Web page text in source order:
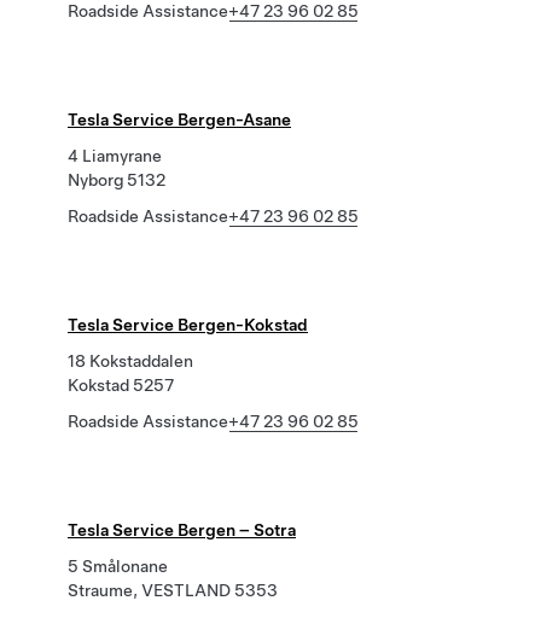
Roadside Assistance+47 23 96 02 85
Tesla Service Bergen-Asane
4 Liamyrane
Nyborg 5132
Roadside Assistance+47 23 96 02 85
Tesla Service Bergen-Kokstad
18 Kokstaddalen
Kokstad 5257
Roadside Assistance+47 23 96 02 85
Tesla Service Bergen – Sotra
5 Smålonane
Straume, VESTLAND 5353